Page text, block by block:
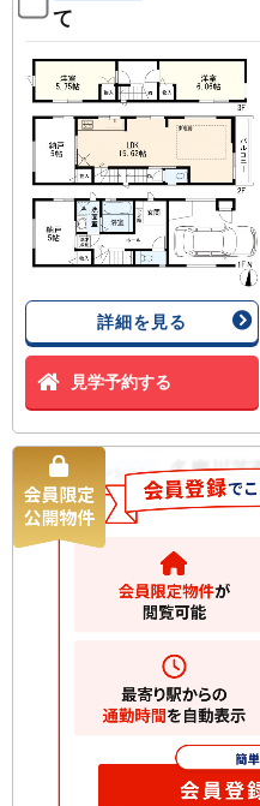
て
詳細を見る
見学予約する
中古マンション 多摩川芙
建物
間取
月
所在 2階
開口
部向
南